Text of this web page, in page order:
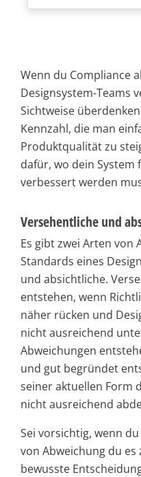
Wenn du Compliance
Designsystem-Teams
Sichtweise
Kennzahl, die man
Produktqualität zu
dafür, wo dein
verbessert werden
Versehentliche und
Es gibt zwei Arten von
Standards eines
und absichtliche.
entstehen, wenn
näher rücken und
nicht ausreichend
Abweichungen
und gut begründet
seiner aktuellen Form
nicht ausreichend
Sei vorsichtig, wenn
von Abweichung du
bewusste